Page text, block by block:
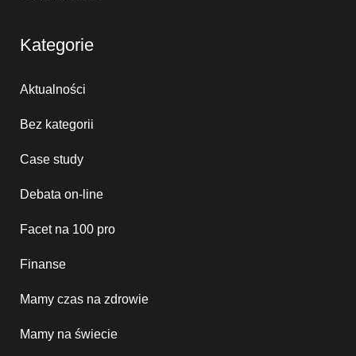
Kategorie
Aktualności
Bez kategorii
Case study
Debata on-line
Facet na 100 pro
Finanse
Mamy czas na zdrowie
Mamy na świecie